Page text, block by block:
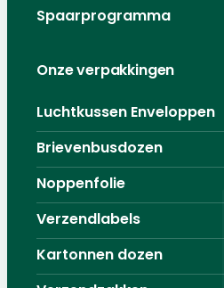
Spaarprogramma
Onze verpakkingen
Luchtkussen Enveloppen
Brievenbusdozen
Noppenfolie
Verzendlabels
Kartonnen dozen